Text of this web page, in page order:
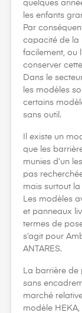
quelques
les enfants
Par
capacité de la
facilement, ou
conserver
Dans le
les modèles
certains
sans outil.
Il existe un
que les
munies d’un
pas
mais surtout la
Les modèles
et panneaux
termes de
s’agit pour
ANTARES.
La barrière
sans
marché
modèle